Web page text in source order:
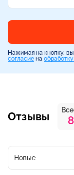
Нажимая на кнопку,
согласие на
Отзывы 8
Новые